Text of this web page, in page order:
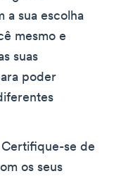
a sua escolha
mesmo e
suas
poder
Certifique-se de
os seus